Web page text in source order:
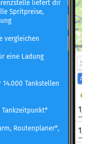
liefert dir
Spritpreise,
vergleichen
eine Ladung
Tankstellen
Routenplaner*,